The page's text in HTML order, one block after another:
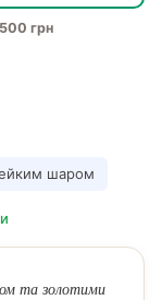
500 грн
шаром
та золотими